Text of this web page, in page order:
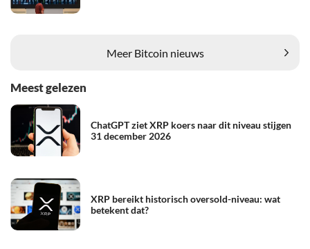
Meer Bitcoin nieuws
Meest gelezen
ChatGPT ziet XRP koers naar dit niveau stijgen
31 december 2026
XRP bereikt historisch oversold-niveau: wat
betekent dat?